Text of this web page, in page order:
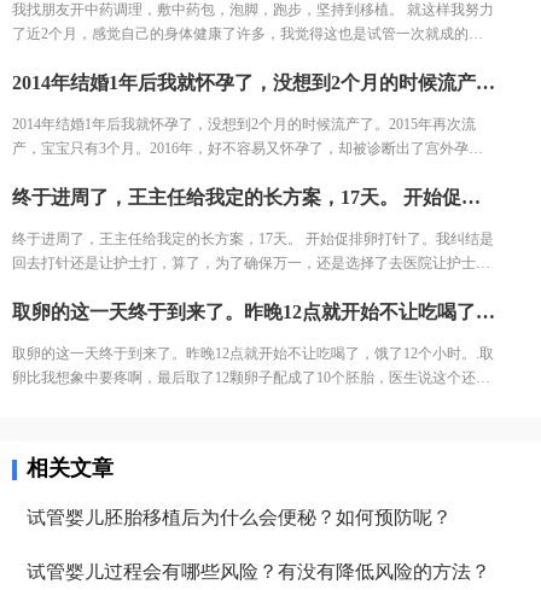
少，可想而知多难受，短短几天，肚子如同怀孕几个月，全身鼓起来，吃不
好睡不好。 由于积液严重，直接住院治疗，期间对几种治疗的药物全部过
司买了人球白蛋白挂上，突然一晚跑了很多次厕所，第二天马上松快了许
轻，卵巢敏感，受到大量药物刺激，激素水平失调，再者就是血液里的电解
质缺失导致大量血液里的蛋白流失。
我找朋友开中药调理，敷中药包，泡脚，跑步，坚持到移植。 就这样我努力
了近2个月，感觉自己的身体健康了许多，我觉得这也是试管一次就成的重
移植，其实自己之前3次促排内膜都很好，这次内膜薄可能是因为周期长，
医生说要平常心，但我看姐妹们的分享知道成功率可能只有1成不到了。 因
为医生要求移植前三天每天塞2颗黄体酮，给移植做准备，我竟然忘了1次，
身体之后，我对自己有信心。 医生也就没说什么，直接签了风险书，等着隔
之后我直接回家了。
2014年结婚1年后我就怀孕了，没想到2个月的时候流产了。2015年再次流产，宝宝只有3个月。2016年，好不容易又怀孕了，却被诊断出了宫外孕。接下来的2年，一直没有怀孕的音信。 不知道为什么命运要一直这样折磨我，万般无奈下，我踏上了试管的旅途。 我拉着老公来到了郑大三附院的生殖中心。 初步问诊，医生给了我一叠厚厚的检查单。我按照检查单并对照着手上的纸张，一个窗口一个窗口的去检查了。这样检查的日子，一直持续了一个月，所有检查结果才凑齐。
2014年结婚1年后我就怀孕了，没想到2个月的时候流产了。2015年再次流
产，宝宝只有3个月。2016年，好不容易又怀孕了，却被诊断出了宫外孕。
我，万般无奈下，我踏上了试管的旅途。 我拉着老公来到了郑大三附院的生
手上的纸张，一个窗口一个窗口的去检查了。这样检查的日子，一直持续了
一个月，所有检查结果才凑齐。
终于进周了，王主任给我定的长方案，17天。 开始促排卵打针了。我纠结是回去打针还是让护士打，算了，为了确保万一，还是选择了去医院让护士打。今天去打针的人还是挺多的，再有耐心的护士也无法保持笑脸。给我打针的护士进到注射室的时候，满脸疲惫，但是还是耐心的给我打针了!
终于进周了，王主任给我定的长方案，17天。 开始促排卵打针了。我纠结是
回去打针还是让护士打，算了，为了确保万一，还是选择了去医院让护士
针的护士进到注射室的时候，满脸疲惫，但是还是耐心的给我打针了!
取卵的这一天终于到来了。昨晚12点就开始不让吃喝了，饿了12个小时。.取卵比我想象中要疼啊，最后取了12颗卵子配成了10个胚胎，医生说这个还是不错的结果了，我也不知道算好不算，但是我尽力了啊。医生建议我继续养囊。没想到配成了5个囊胚！太高兴了，今天我要吃点好吃的庆祝下。
取卵的这一天终于到来了。昨晚12点就开始不让吃喝了，饿了12个小时。.取
卵比我想象中要疼啊，最后取了12颗卵子配成了10个胚胎，医生说这个还是
相关文章
试管婴儿胚胎移植后为什么会便秘？如何预防呢？
试管婴儿过程会有哪些风险？有没有降低风险的方法？